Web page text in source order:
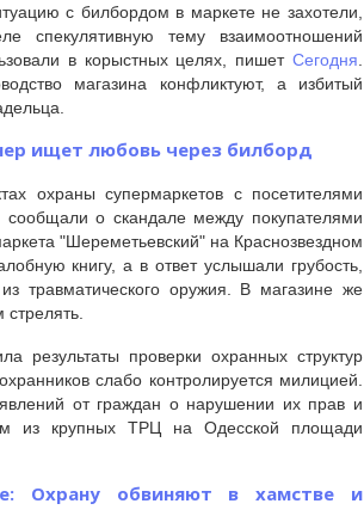
с билбордом в маркете не захотели,
спекулятивную тему взаимоотношений
в корыстных целях, пишет Сегодня
магазина конфликтуют, а избитый
ищет любовь через билборд
охраны супермаркетов с посетителями
о скандале между покупателями
"Шереметьевский" на Краснозвездном
книгу, а в ответ услышали грубость,
травматического оружия. В магазине же
результаты проверки охранных структур
слабо контролируется милицией.
от граждан о нарушении их прав и
из крупных ТРЦ на Одесской площади
Охрану обвиняют в хамстве и